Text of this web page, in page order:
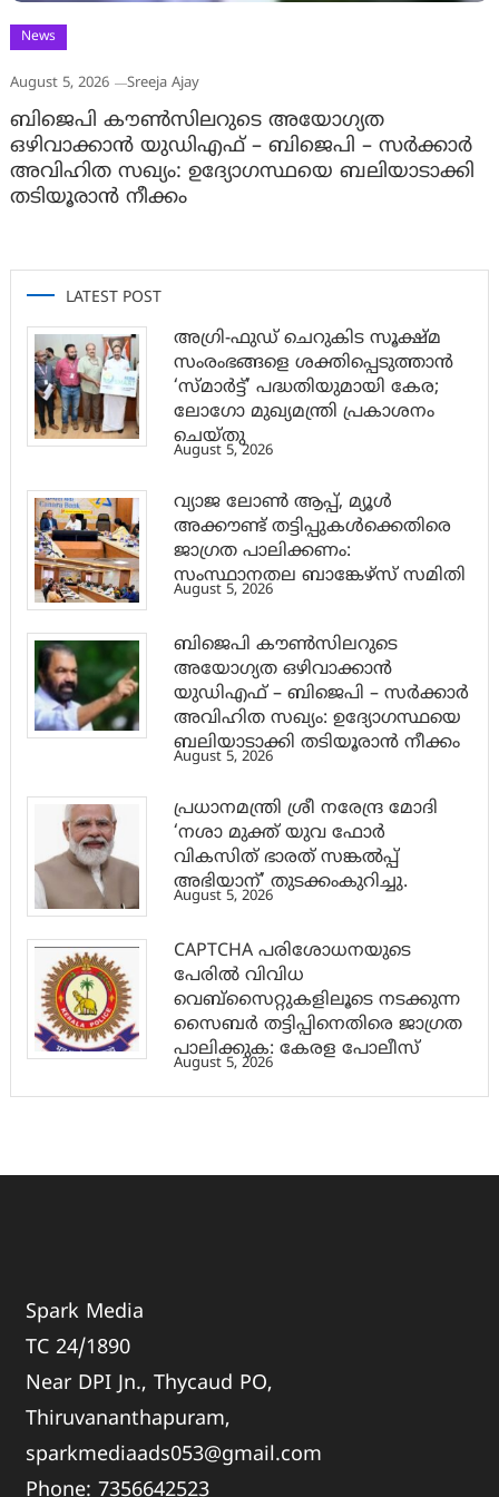
News
August 5, 2026 Sreeja Ajay
ബിജെപി കൗൺസിലറുടെ അയോഗ്യത
ഒഴിവാക്കാൻ യുഡിഎഫ് – ബിജെപി – സർക്കാർ
അവിഹിത സഖ്യം: ഉദ്യോഗസ്ഥയെ ബലിയാടാക്കി
തടിയൂരാൻ നീക്കം
LATEST POST
അഗ്രി-ഫുഡ് ചെറുകിട സൂക്ഷ്മ
സംരംഭങ്ങളെ ശക്തിപ്പെടുത്താന്‍
‘സ്മാര്‍ട്ട്’ പദ്ധതിയുമായി കേര;
ലോഗോ മുഖ്യമന്ത്രി പ്രകാശനം
ചെയ്തു
August 5, 2026
വ്യാജ ലോൺ ആപ്പ്, മ്യൂൾ
അക്കൗണ്ട് തട്ടിപ്പുകൾക്കെതിരെ
ജാ​ഗ്രത പാലിക്കണം:
സംസ്ഥാനതല ബാങ്കേഴ്സ് സമിതി
August 5, 2026
ബിജെപി കൗൺസിലറുടെ
അയോഗ്യത ഒഴിവാക്കാൻ
യുഡിഎഫ് – ബിജെപി – സർക്കാർ
അവിഹിത സഖ്യം: ഉദ്യോഗസ്ഥയെ
ബലിയാടാക്കി തടിയൂരാൻ നീക്കം
August 5, 2026
പ്രധാനമന്ത്രി ശ്രീ നരേന്ദ്ര മോദി
‘നശാ മുക്ത് യുവ ഫോർ
വികസിത് ഭാരത് സങ്കൽപ്പ്
അഭിയാന്’ തുടക്കംകുറിച്ചു.
August 5, 2026
CAPTCHA പരിശോധനയുടെ
പേരില്‍ വിവിധ
വെബ്സൈറ്റുകളിലൂടെ നടക്കുന്ന
സൈബര്‍ തട്ടിപ്പിനെതിരെ ജാഗ്രത
പാലിക്കുക: കേരള പോലീസ്
August 5, 2026
Spark Media
TC 24/1890
Near DPI Jn., Thycaud PO,
Thiruvananthapuram,
sparkmediaads053@gmail.com
Phone:7356642523